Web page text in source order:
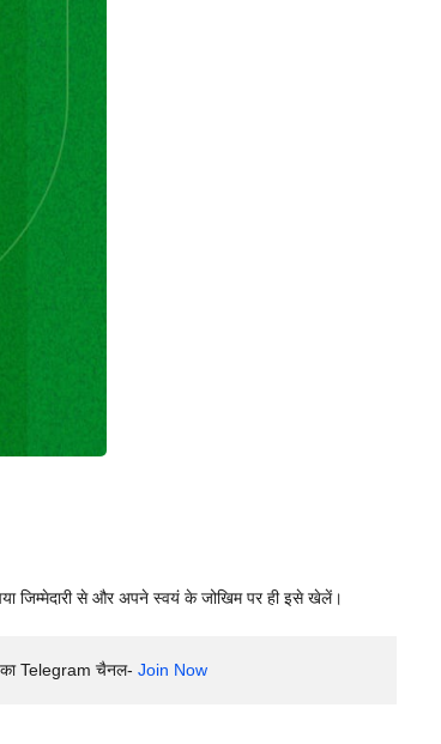
जिम्मेदारी से और अपने स्वयं के जोखिम पर ही इसे खेलें।
का Telegram चैनल- Join Now